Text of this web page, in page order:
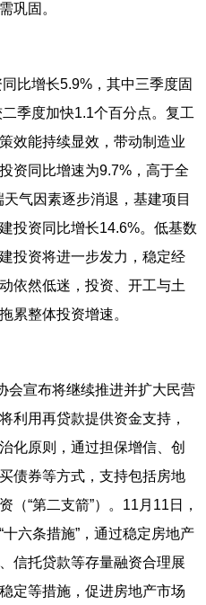
巩固。
比增长5.9%，其中三季度固
季度加快1.1个百分点。复工
效能持续显效，带动制造业
资同比增速为9.7%，高于全
气因素逐步消退，基建项目
投资同比增长14.6%。低基数
投资将进一步发力，稳定经
依然低迷，投资、开工与土
累整体投资增速。
会宣布将继续推进并扩大民营
利用再贷款提供资金支持，
化原则，通过担保增信、创
债券等方式，支持包括房地
（“第二支箭”）。11月11日，
六条措施”，通过稳定房地产
信托贷款等存量融资合理展
定等措施，促进房地产市场